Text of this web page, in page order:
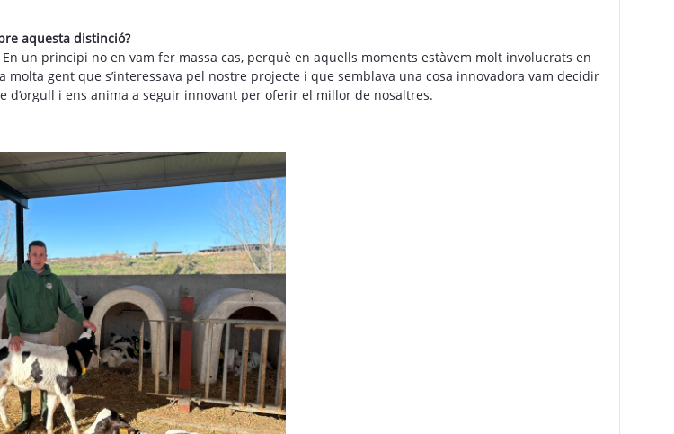
aquesta distinció?
un principi no en vam fer massa cas, perquè en aquells moments estàvem molt involucrats en
molta gent que s’interessava pel nostre projecte i que semblava una cosa innovadora vam decidir
i ens anima a seguir innovant per oferir el millor de nosaltres.